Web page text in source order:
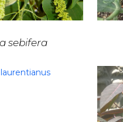
sebifera